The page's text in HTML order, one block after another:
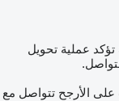
عملية تحويل
على الأرجح تتواصل مع